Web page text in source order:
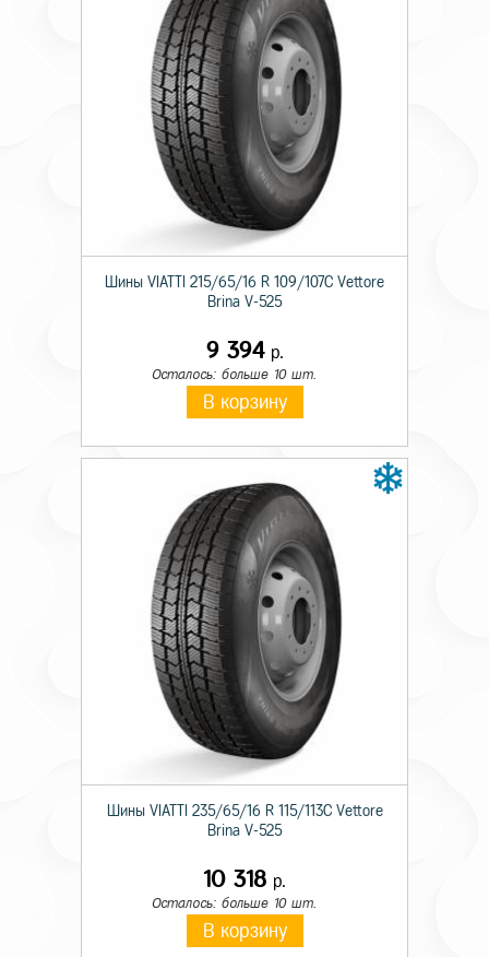
Шины VIATTI 215/65/16 R 109/107C Vettore
Brina V-525
9 394р.
Осталось: больше 10 шт.
В корзину
Шины VIATTI 235/65/16 R 115/113C Vettore
Brina V-525
10 318 р.
Осталось: больше 10 шт.
В корзину